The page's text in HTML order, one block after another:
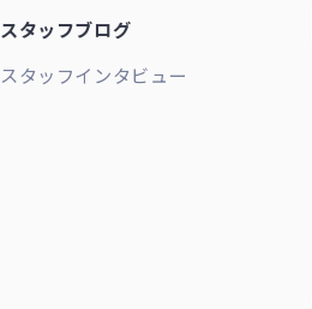
スタッフブログ
スタッフインタビュー